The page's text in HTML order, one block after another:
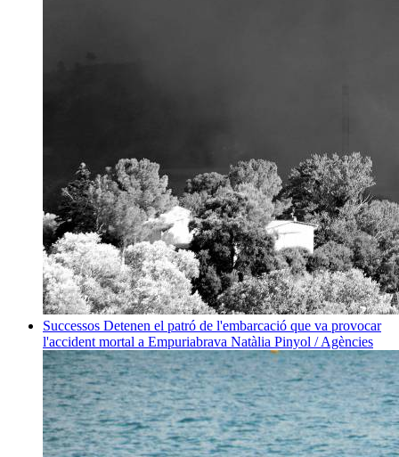
Successos Detenen el patró de l'embarcació que va provocar
l'accident mortal a Empuriabrava Natàlia Pinyol / Agències